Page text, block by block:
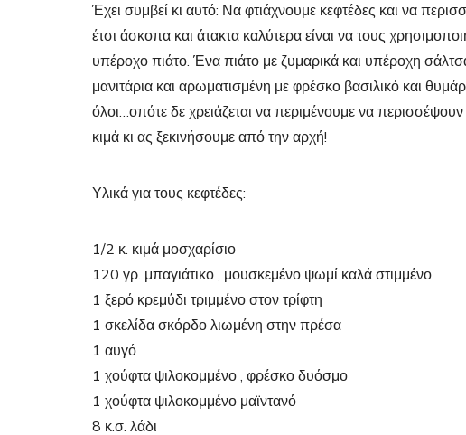
Έχει συμβεί κι αυτό: Να φτιάχνουμε κεφτέδες και να
έτσι άσκοπα και άτακτα καλύτερα είναι να τους
υπέροχο πιάτο. Ένα πιάτο με ζυμαρικά και υπέροχη
μανιτάρια και αρωματισμένη με φρέσκο βασιλικό και
όλοι…οπότε δε χρειάζεται να περιμένουμε να
κιμά κι ας ξεκινήσουμε από την αρχή!
Υλικά για τους κεφτέδες:
1/2 κ. κιμά μοσχαρίσιο
120 γρ. μπαγιάτικο , μουσκεμένο ψωμί καλά στιμμένο
1 ξερό κρεμύδι τριμμένο στον τρίφτη
1 σκελίδα σκόρδο λιωμένη στην πρέσα
1 αυγό
1 χούφτα ψιλοκομμένο , φρέσκο δυόσμο
1 χούφτα ψιλοκομμένο μαϊντανό
8 κ.σ. λάδι